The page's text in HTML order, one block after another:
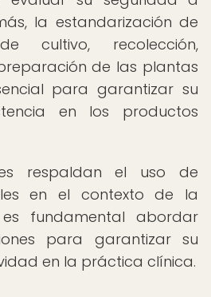
la estandarización de
cultivo, recolección,
de las plantas
para garantizar su
en los productos
respaldan el uso de
en el contexto de la
fundamental abordar
para garantizar su
en la práctica clínica.